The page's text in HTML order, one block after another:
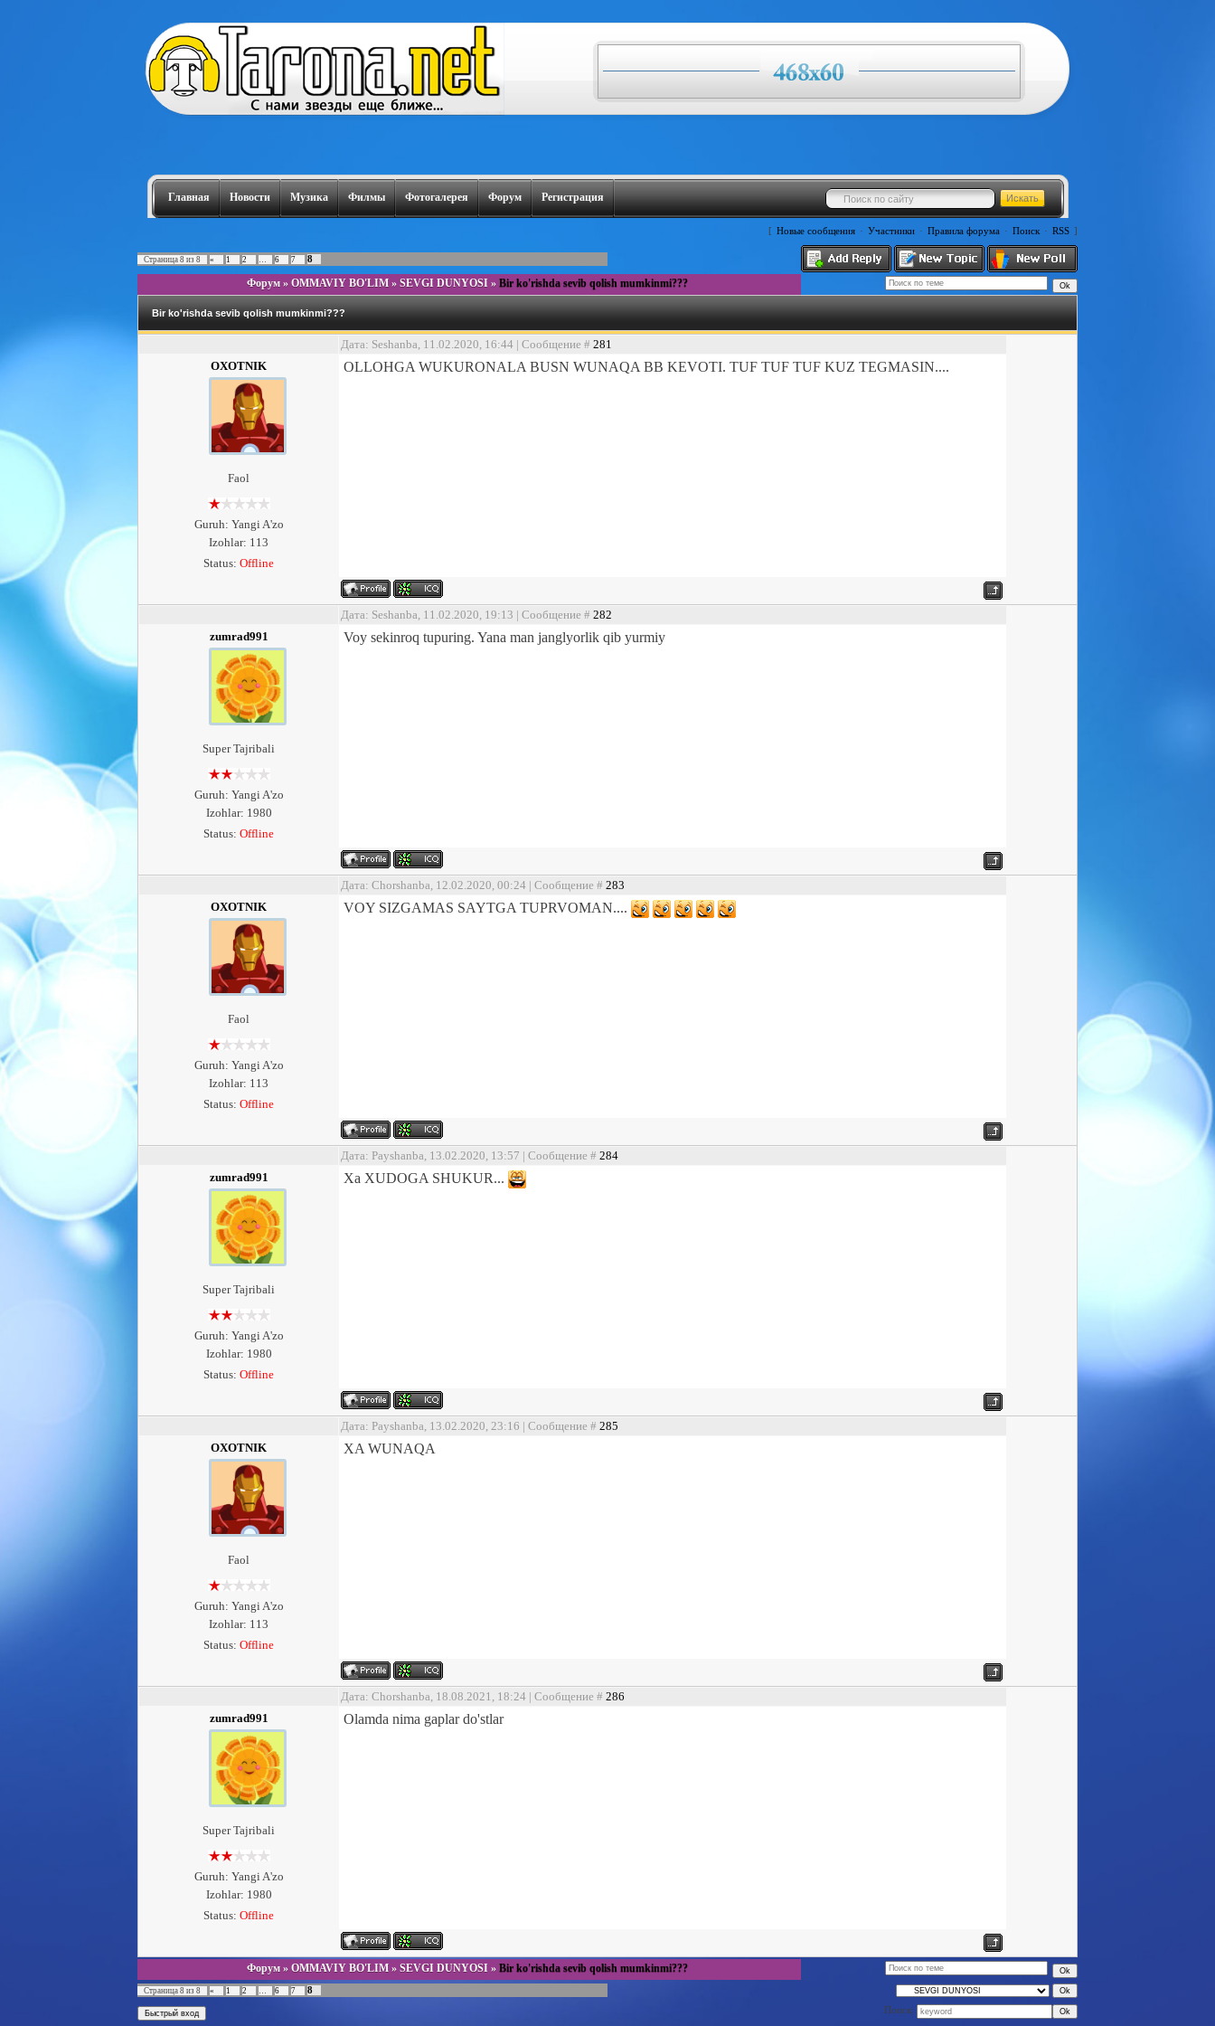
Главная Новости Музика Филмы Фотогалерея Форум Регистрация
[ Новые сообщения · Участники · Правила форума · Поиск · RSS ]
Страница 8 из 8 « 1 2 … 6 7 8
Форум » OMMAVIY BO'LIM » SEVGI DUNYOSI » Bir ko'rishda sevib qolish mumkinmi???
Bir ko'rishda sevib qolish mumkinmi???
Дата: Seshanba, 11.02.2020, 16:44 | Сообщение # 281
OXOTNIK
Faol
Guruh: Yangi A'zo
Izohlar: 113
Status: Offline
OLLOHGA WUKURONALA BUSN WUNAQA BB KEVOTI. TUF TUF TUF KUZ TEGMASIN....
Дата: Seshanba, 11.02.2020, 19:13 | Сообщение # 282
zumrad991
Super Tajribali
Guruh: Yangi A'zo
Izohlar: 1980
Status: Offline
Voy sekinroq tupuring. Yana man janglyorlik qib yurmiy
Дата: Chorshanba, 12.02.2020, 00:24 | Сообщение # 283
OXOTNIK
Faol
Guruh: Yangi A'zo
Izohlar: 113
Status: Offline
VOY SIZGAMAS SAYTGA TUPRVOMAN....
Дата: Payshanba, 13.02.2020, 13:57 | Сообщение # 284
zumrad991
Super Tajribali
Guruh: Yangi A'zo
Izohlar: 1980
Status: Offline
Xa XUDOGA SHUKUR...
Дата: Payshanba, 13.02.2020, 23:16 | Сообщение # 285
OXOTNIK
Faol
Guruh: Yangi A'zo
Izohlar: 113
Status: Offline
XA WUNAQA
Дата: Chorshanba, 18.08.2021, 18:24 | Сообщение # 286
zumrad991
Super Tajribali
Guruh: Yangi A'zo
Izohlar: 1980
Status: Offline
Olamda nima gaplar do'stlar
Форум » OMMAVIY BO'LIM » SEVGI DUNYOSI » Bir ko'rishda sevib qolish mumkinmi???
Страница 8 из 8 « 1 2 … 6 7 8
Поиск: